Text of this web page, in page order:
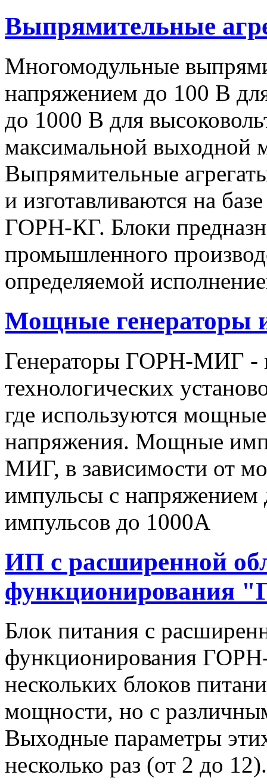
Выпрямительные
Многомодульные
напряжением до 100 В
до 1000 В для
максимальной
Выпрямительные
и изготавливаются на
ГОРН-КГ. Блоки
промышленного
определяемой
Мощные
Генераторы ГОРН-МИГ -
технологических
где используются
напряжения. Мощные
МИГ, в зависимости от
импульсы c
импульсов до 1000А
ИП с расширенной
функционирования
Блок питания с
функционирования
нескольких блоков
мощности, но с
Выходные параметры
несколько раз (от 2 до